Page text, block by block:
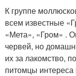
К группе
всем известные
«Мета», «Гром» .
червей, но
их за лакомство,
питомцы интереса